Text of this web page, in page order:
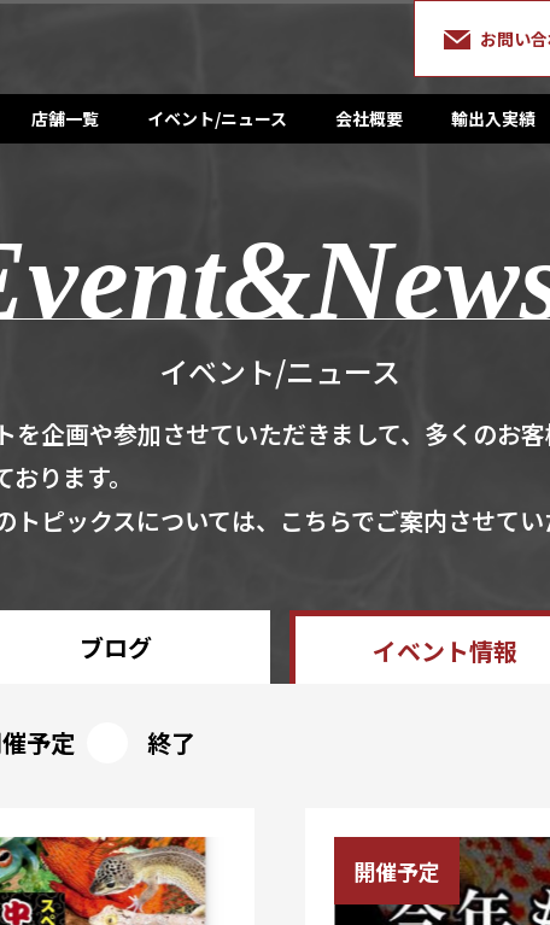
お問い
店舗一覧 イベント/ニュース 会社概要 輸出入実績
イベント/ニュース
を企画や参加させていただきまして、多くのお
ります。
ピックスについては、こちらでご案内させて
ブログ イベント情報
予定 終了
開催予定